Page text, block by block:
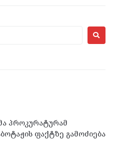
პროკურატურამ
ფაქტზე გამოძიება